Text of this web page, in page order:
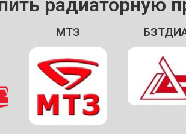
радиаторную
МТЗ